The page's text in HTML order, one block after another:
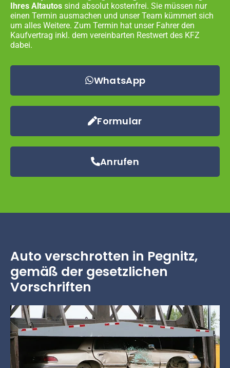
Ihres Altautos sind absolut kostenfrei. Sie müssen nur
einen Termin ausmachen und unser Team kümmert sich
um alles Weitere. Zum Termin hat unser Fahrer den
Kaufvertrag inkl. dem vereinbarten Restwert des KFZ
dabei.
WhatsApp
Formular
Anrufen
Auto verschrotten in Pegnitz,
gemäß der gesetzlichen
Vorschriften